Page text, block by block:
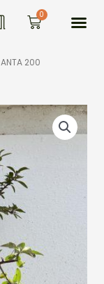
0Carrito
200